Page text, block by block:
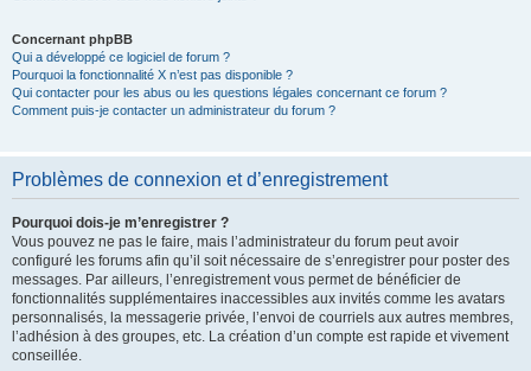
Concernant phpBB
Qui a développé ce logiciel de forum ?
Pourquoi la fonctionnalité X n’est pas disponible ?
Qui contacter pour les abus ou les questions légales concernant ce forum ?
Comment puis-je contacter un administrateur du forum ?
Problèmes de connexion et d’enregistrement
Pourquoi dois-je m’enregistrer ?
Vous pouvez ne pas le faire, mais l’administrateur du forum peut avoir
configuré les forums afin qu’il soit nécessaire de s’enregistrer pour poster des
messages. Par ailleurs, l’enregistrement vous permet de bénéficier de
fonctionnalités supplémentaires inaccessibles aux invités comme les avatars
personnalisés, la messagerie privée, l’envoi de courriels aux autres membres,
l’adhésion à des groupes, etc. La création d’un compte est rapide et vivement
conseillée.